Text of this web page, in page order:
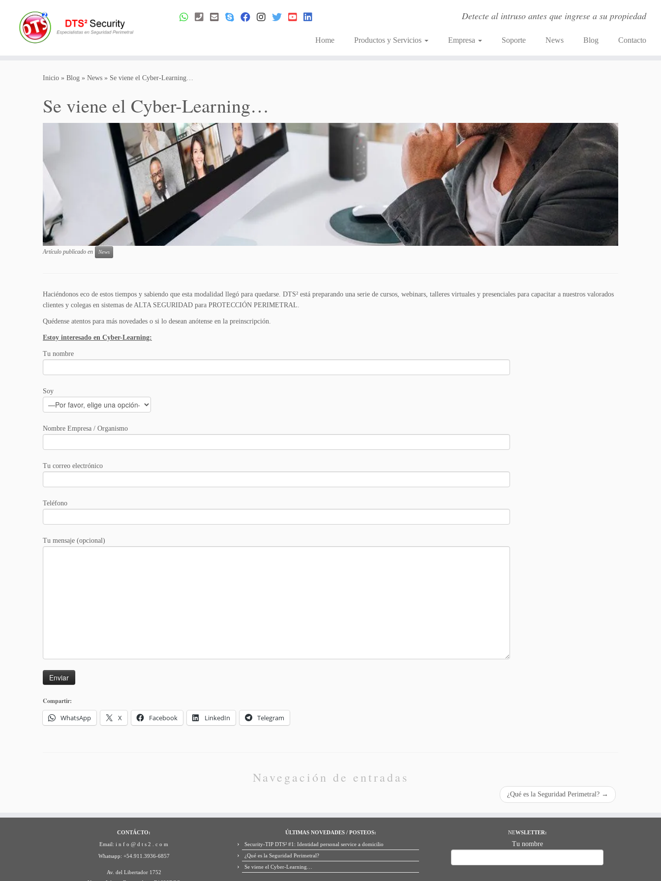
Detecte al intruso antes que ingrese a su propiedad
Home Productos y Servicios Empresa Soporte News Blog Contacto
Inicio » Blog » News » Se viene el Cyber-Learning…
Se viene el Cyber-Learning…
Artículo publicado en News
Haciéndonos eco de estos tiempos y sabiendo que esta modalidad llegó para quedarse. DTS² está preparando una serie de cursos, webinars, talleres virtuales y presenciales para capacitar a nuestros valorados
clientes y colegas en sistemas de ALTA SEGURIDAD para PROTECCIÓN PERIMETRAL.
Quédense atentos para más novedades o si lo desean anótense en la preinscripción.
Estoy interesado en Cyber-Learning:
Tu nombre
Soy
Nombre Empresa / Organismo
Tu correo electrónico
Teléfono
Tu mensaje (opcional)
Compartir:
WhatsApp X Facebook LinkedIn Telegram
Navegación de entradas
¿Qué es la Seguridad Perimetral? →
CONTÁCTO:
Email: i n f o @ d t s 2 . c o m
Whatsapp: +54.911.3936-6857
Av. del Libertador 1752
ÚLTIMAS NOVEDADES / POSTEOS:
Security-TIP DTS² #1: Identidad personal service a domicilio
¿Qué es la Seguridad Perimetral?
Se viene el Cyber-Learning…
NEWSLETTER:
Tu nombre